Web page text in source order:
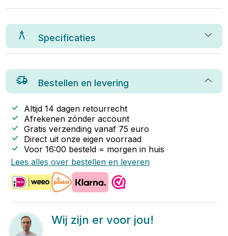
Specificaties
Bestellen en levering
Altijd 14 dagen retourrecht
Afrekenen zónder account
Gratis verzending vanaf 75 euro
Direct uit onze eigen voorraad
Voor 16:00 besteld = morgen in huis
Lees alles over bestellen en leveren
Wij zijn er voor jou!